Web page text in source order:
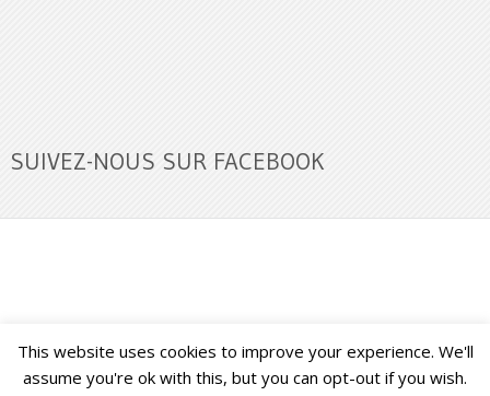
SUIVEZ-NOUS SUR FACEBOOK
Buzz Ultra Copyright © 2026. Back to Top ↑
This website uses cookies to improve your experience. We'll
assume you're ok with this, but you can opt-out if you wish.